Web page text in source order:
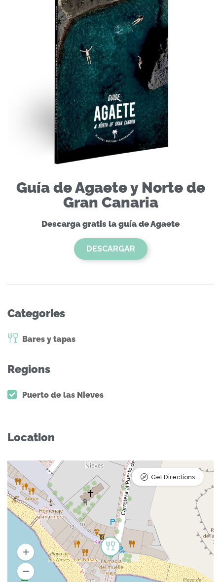
Guía de Agaete y Norte de
Gran Canaria
Descarga gratis la guía de Agaete
DESCARGAR
Categories
Bares y tapas
Regions
Puerto de las Nieves
Location
Get Directions